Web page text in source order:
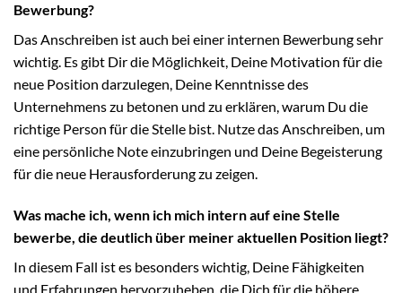
Bewerbung?
Das Anschreiben ist auch bei einer internen Bewerbung sehr
wichtig. Es gibt Dir die Möglichkeit, Deine Motivation für die
neue Position darzulegen, Deine Kenntnisse des
Unternehmens zu betonen und zu erklären, warum Du die
richtige Person für die Stelle bist. Nutze das Anschreiben, um
eine persönliche Note einzubringen und Deine Begeisterung
für die neue Herausforderung zu zeigen.
Was mache ich, wenn ich mich intern auf eine Stelle
bewerbe, die deutlich über meiner aktuellen Position liegt?
In diesem Fall ist es besonders wichtig, Deine Fähigkeiten
und Erfahrungen hervorzuheben, die Dich für die höhere